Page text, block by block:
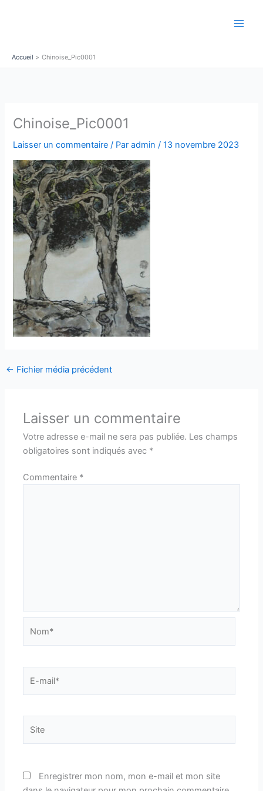
Accueil Chinoise_Pic0001
Chinoise_Pic0001
Laisser un commentaire / Paradmin/13 novembre 2023
← Fichier média précédent
Laisser un commentaire
Votre adresse e-mail ne sera pas publiée. Les champs
obligatoires sont indiqués avec *
Commentaire *
mail*
Enregistrer mon nom, mon e-mail et mon site